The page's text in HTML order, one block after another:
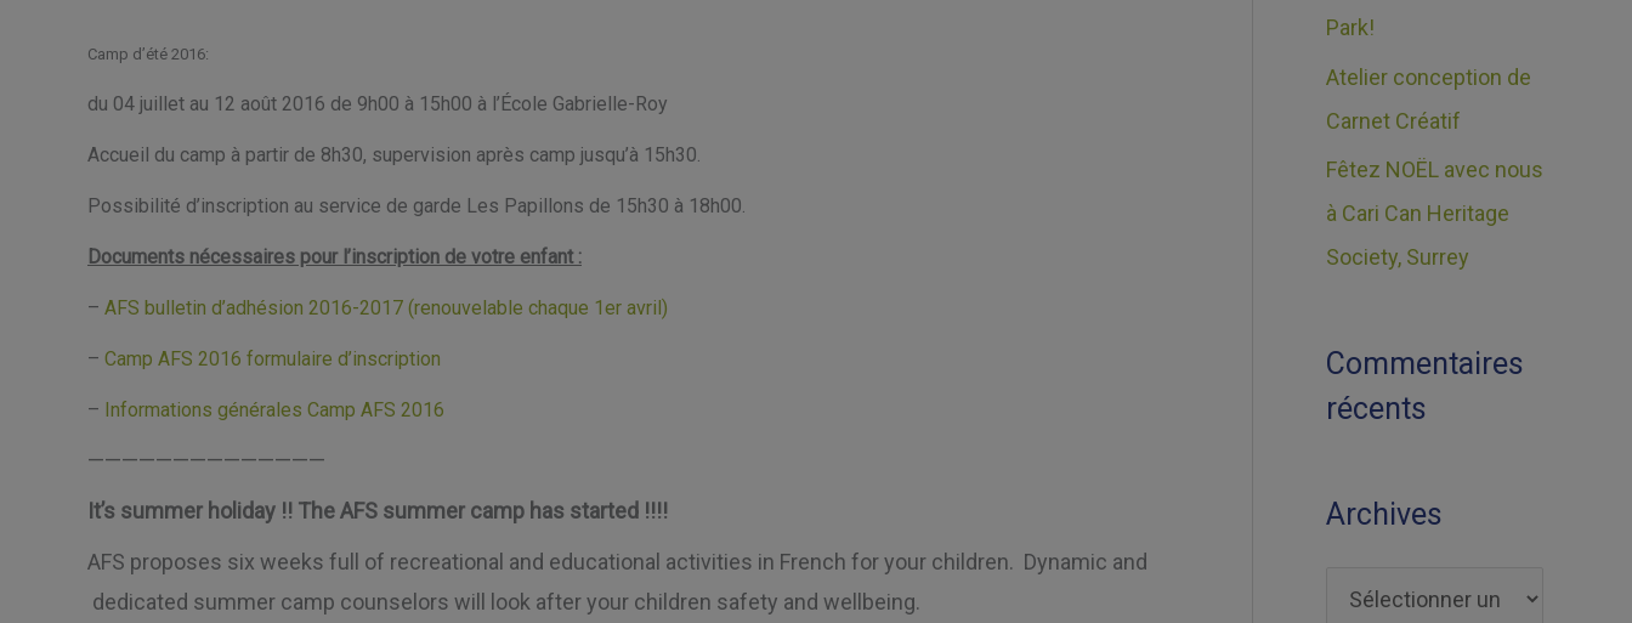
Camp d’été 2016:
du 04 juillet au 12 août 2016 de 9h00 à 15h00 à l’École Gabrielle-Roy
Accueil du camp à partir de 8h30, supervision après camp jusqu’à 15h30.
Possibilité d’inscription au service de garde Les Papillons de 15h30 à 18h00.
Documents nécessaires pour l’inscription de votre enfant :
– AFS bulletin d’adhésion 2016-2017 (renouvelable chaque 1er avril)
– Camp AFS 2016 formulaire d’inscription
– Informations générales Camp AFS 2016
——————————————
It’s summer holiday !! The AFS summer camp has started !!!!
AFS proposes six weeks full of recreational and educational activities in French for your children. Dynamic and
dedicated summer camp counselors will look after your children safety and wellbeing.
Park!
Atelier conception de
Carnet Créatif
Fêtez NOËL avec nous
à Cari Can Heritage
Society, Surrey
Commentaires
récents
Archives